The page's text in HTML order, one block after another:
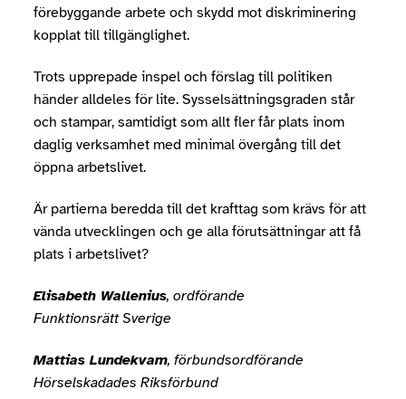
förebyggande arbete och skydd mot diskriminering
kopplat till tillgänglighet.
Trots upprepade inspel och förslag till politiken
händer alldeles för lite. Sysselsättningsgraden står
och stampar, samtidigt som allt fler får plats inom
daglig verksamhet med minimal övergång till det
öppna arbetslivet.
Är partierna beredda till det krafttag som krävs för att
vända utvecklingen och ge alla förutsättningar att få
plats i arbetslivet?
Elisabeth Wallenius, ordförande
Funktionsrätt Sverige
Mattias Lundekvam, förbundsordförande
Hörselskadades Riksförbund